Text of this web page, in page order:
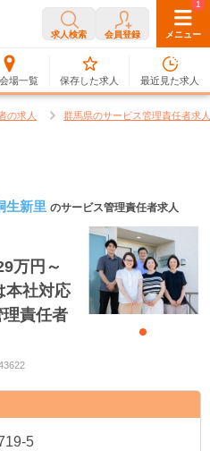
求人検索 会員登録 メニュー
場一覧
0
保存した求人
1
最近見た求人
の求人 群馬県のサービス管理責任者求人
生新里 のサービス管理責任者求人
万円～
本社対応
責任者
5